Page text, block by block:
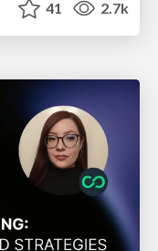
41 2.7k